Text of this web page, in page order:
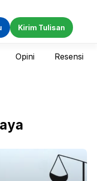
Kirim Tulisan
Opini Resensi